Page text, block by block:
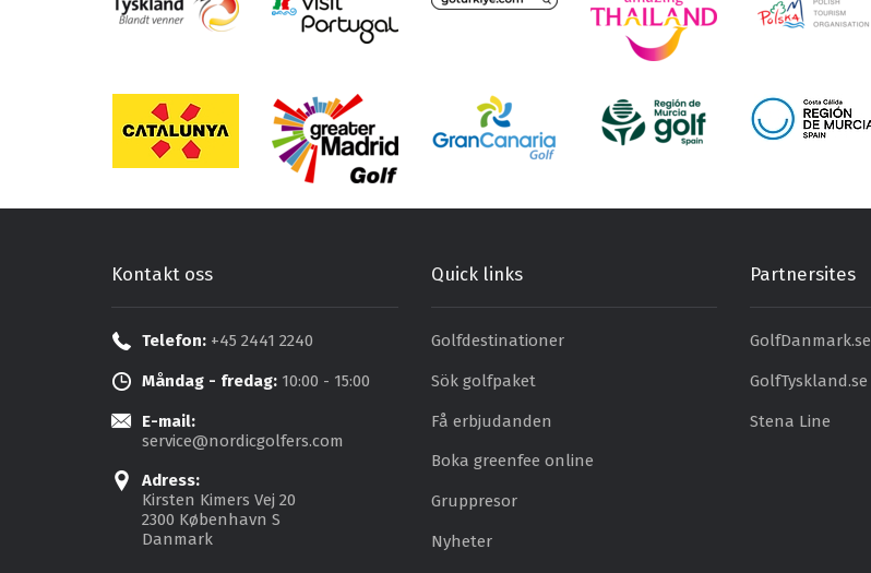
Kontakt oss
Telefon: +45 2441 2240
Måndag - fredag: 10:00 - 15:00
E-mail:
service@nordicgolfers.com
Adress:
Kirsten Kimers Vej 20
2300 København S
Danmark
Quick links
Golfdestinationer
Sök golfpaket
Få erbjudanden
Boka greenfee online
Gruppresor
Nyheter
Partnersites
GolfDanmark.se
GolfTyskland.se
Stena Line